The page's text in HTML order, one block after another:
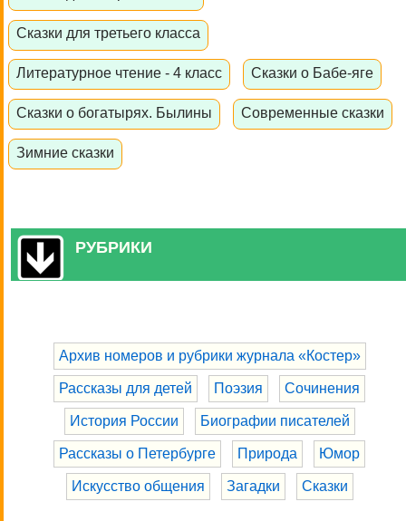
Сказки для третьего класса
Литературное чтение - 4 класс Сказки о Бабе-яге
Сказки о богатырях. Былины Современные сказки
Зимние сказки
РУБРИКИ
Архив номеров и рубрики журнала «Костер»
Рассказы для детей Поэзия Сочинения
История России Биографии писателей
Рассказы о Петербурге Природа Юмор
Искусство общения Загадки Сказки